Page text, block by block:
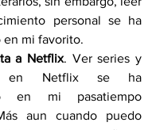
personal se ha
mi favorito.
a Netflix. Ver series y
en Netflix se ha
en mi pasatiempo
aun cuando puedo